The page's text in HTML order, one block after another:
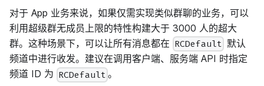
对于 App 业务来说，如果仅需实现类似群聊的业务，可以
利用超级群无成员上限的特性构建大于 3000 人的超大
群。这种场景下，可以让所有消息都在 RCDefault 默认
频道中进行收发。建议在调用客户端、服务端 API 时指定
频道 ID 为 RCDefault 。